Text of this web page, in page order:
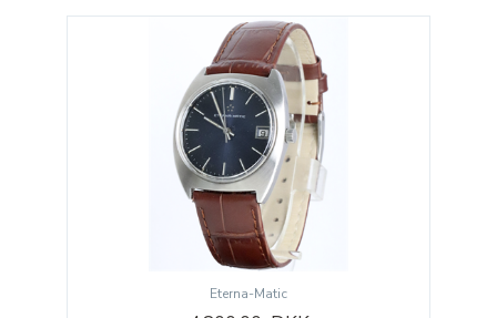
Eterna-Matic